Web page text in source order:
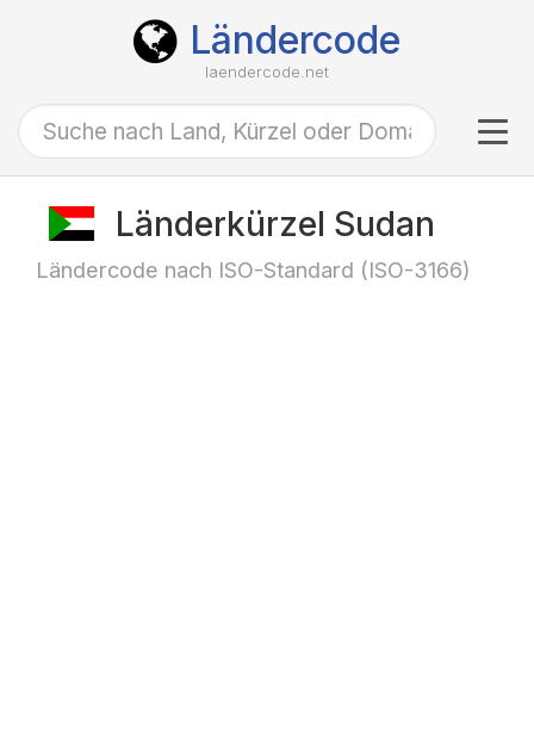
Ländercode
laendercode.net
Länderkürzel Sudan
Ländercode nach ISO-Standard (ISO-3166)